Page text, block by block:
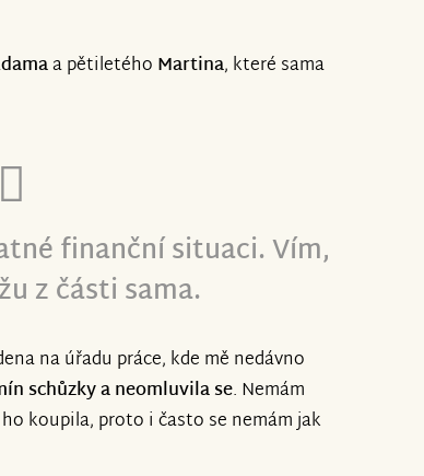
a pětiletého Martina, které sama
finanční situaci. Vím,
z části sama.
na úřadu práce, kde mě nedávno
schůzky a neomluvila se. Nemám
koupila, proto i často se nemám jak